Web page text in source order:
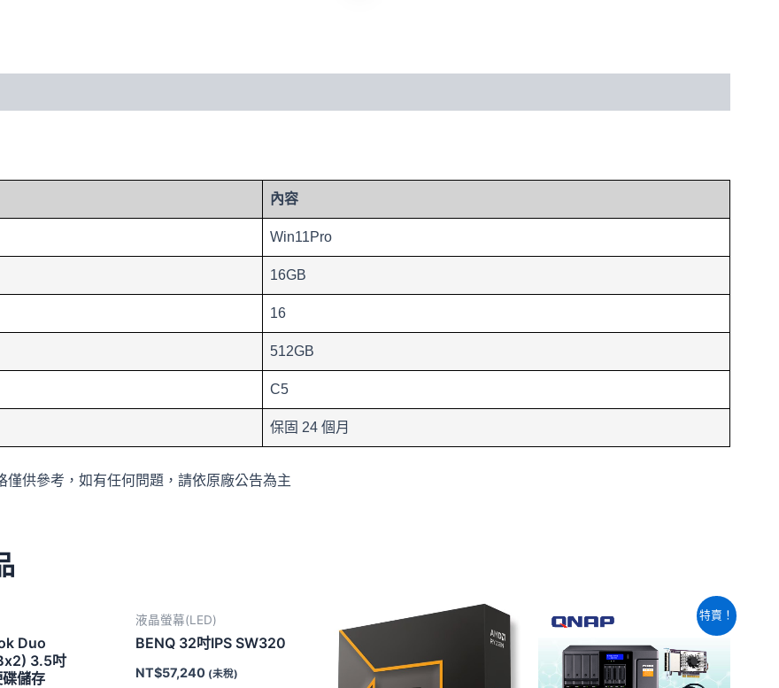
內容
Win11Pro
16GB
16
512GB
C5
保固 24 個月
僅供參考，如有任何問題，請依原廠公告為主
Duo
3.5吋
儲存
液晶螢幕(LED)
BENQ 32吋IPS SW320
NT$57,240 (未稅)
特賣！
格：
NT$47,620。
目
前
價